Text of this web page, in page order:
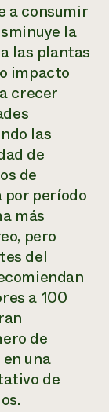
a consumir
la
las plantas
impacto
crecer
las
de
de
por período
más
pero
del
a 100
de
una
de